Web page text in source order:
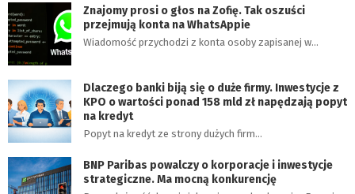
Znajomy prosi o głos na Zofię. Tak oszuści
przejmują konta na WhatsAppie
Wiadomość przychodzi z konta osoby zapisanej w…
Dlaczego banki biją się o duże firmy. Inwestycje z
KPO o wartości ponad 158 mld zł napędzają popyt
na kredyt
Popyt na kredyt ze strony dużych firm…
BNP Paribas powalczy o korporacje i inwestycje
strategiczne. Ma mocną konkurencję